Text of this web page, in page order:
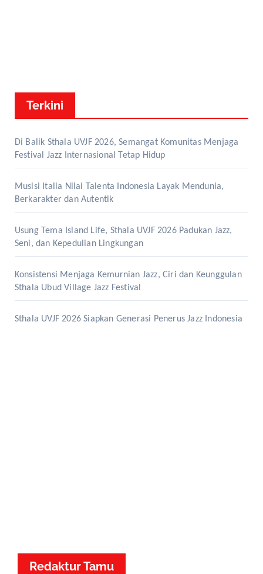
Terkini
Di Balik Sthala UVJF 2026, Semangat Komunitas Menjaga
Festival Jazz Internasional Tetap Hidup
Musisi Italia Nilai Talenta Indonesia Layak Mendunia,
Berkarakter dan Autentik
Usung Tema Island Life, Sthala UVJF 2026 Padukan Jazz,
Seni, dan Kepedulian Lingkungan
Konsistensi Menjaga Kemurnian Jazz, Ciri dan Keunggulan
Sthala Ubud Village Jazz Festival
Sthala UVJF 2026 Siapkan Generasi Penerus Jazz Indonesia
Redaktur Tamu